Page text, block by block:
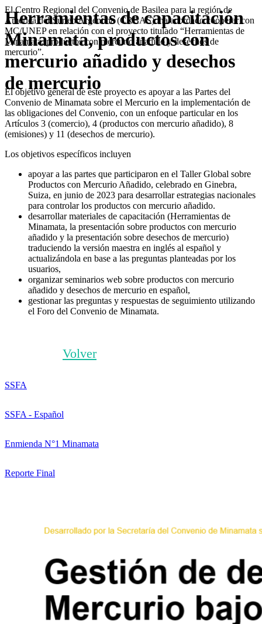
Herramientas de capacitación
Minamata, productos con
mercurio añadido y desechos
de mercurio
El Centro Regional del Convenio de Basilea para la región de
América del Sur en Argentina (CRBAS) ha acordado cooperar con
MC/UNEP en relación con el proyecto titulado “Herramientas de
Minamata, productos con mercurio añadido y desechos de
mercurio”.
El objetivo general de este proyecto es apoyar a las Partes del
Convenio de Minamata sobre el Mercurio en la implementación de
las obligaciones del Convenio, con un enfoque particular en los
Artículos 3 (comercio), 4 (productos con mercurio añadido), 8
(emisiones) y 11 (desechos de mercurio).
Los objetivos específicos incluyen
apoyar a las partes que participaron en el Taller Global sobre
Productos con Mercurio Añadido, celebrado en Ginebra,
Suiza, en junio de 2023 para desarrollar estrategias nacionales
para controlar los productos con mercurio añadido.
desarrollar materiales de capacitación (Herramientas de
Minamata, la presentación sobre productos con mercurio
añadido y la presentación sobre desechos de mercurio)
traduciendo la versión maestra en inglés al español y
actualizándola en base a las preguntas planteadas por los
usuarios,
organizar seminarios web sobre productos con mercurio
añadido y desechos de mercurio en español,
gestionar las preguntas y respuestas de seguimiento utilizando
el Foro del Convenio de Minamata.
Volver
SSFA
SSFA - Español
Enmienda N°1 Minamata
Reporte Final